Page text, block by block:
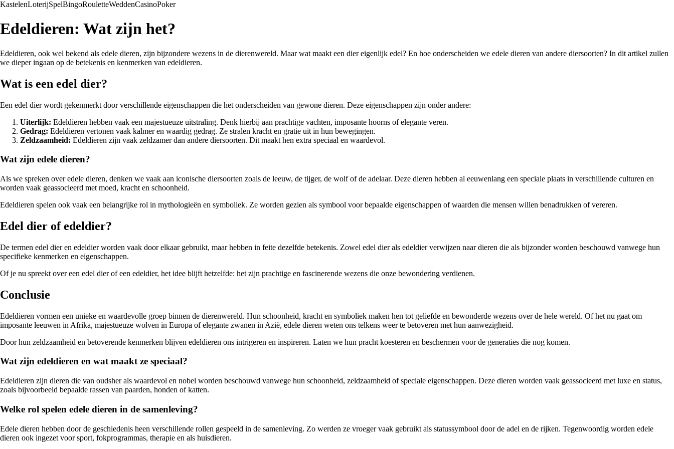
KastelenLoterijSpelBingoRouletteWeddenCasinoPoker
Edeldieren: Wat zijn het?
Edeldieren, ook wel bekend als edele dieren, zijn bijzondere wezens in de dierenwereld. Maar wat maakt een dier eigenlijk edel? En hoe onderscheiden we edele dieren van andere diersoorten? In dit artikel zullen
we dieper ingaan op de betekenis en kenmerken van edeldieren.
Wat is een edel dier?
Een edel dier wordt gekenmerkt door verschillende eigenschappen die het onderscheiden van gewone dieren. Deze eigenschappen zijn onder andere:
Uiterlijk: Edeldieren hebben vaak een majestueuze uitstraling. Denk hierbij aan prachtige vachten, imposante hoorns of elegante veren.
Gedrag: Edeldieren vertonen vaak kalmer en waardig gedrag. Ze stralen kracht en gratie uit in hun bewegingen.
Zeldzaamheid: Edeldieren zijn vaak zeldzamer dan andere diersoorten. Dit maakt hen extra speciaal en waardevol.
Wat zijn edele dieren?
Als we spreken over edele dieren, denken we vaak aan iconische diersoorten zoals de leeuw, de tijger, de wolf of de adelaar. Deze dieren hebben al eeuwenlang een speciale plaats in verschillende culturen en
worden vaak geassocieerd met moed, kracht en schoonheid.
Edeldieren spelen ook vaak een belangrijke rol in mythologieën en symboliek. Ze worden gezien als symbool voor bepaalde eigenschappen of waarden die mensen willen benadrukken of vereren.
Edel dier of edeldier?
De termen edel dier en edeldier worden vaak door elkaar gebruikt, maar hebben in feite dezelfde betekenis. Zowel edel dier als edeldier verwijzen naar dieren die als bijzonder worden beschouwd vanwege hun
specifieke kenmerken en eigenschappen.
Of je nu spreekt over een edel dier of een edeldier, het idee blijft hetzelfde: het zijn prachtige en fascinerende wezens die onze bewondering verdienen.
Conclusie
Edeldieren vormen een unieke en waardevolle groep binnen de dierenwereld. Hun schoonheid, kracht en symboliek maken hen tot geliefde en bewonderde wezens over de hele wereld. Of het nu gaat om
imposante leeuwen in Afrika, majestueuze wolven in Europa of elegante zwanen in Azië, edele dieren weten ons telkens weer te betoveren met hun aanwezigheid.
Door hun zeldzaamheid en betoverende kenmerken blijven edeldieren ons intrigeren en inspireren. Laten we hun pracht koesteren en beschermen voor de generaties die nog komen.
Wat zijn edeldieren en wat maakt ze speciaal?
Edeldieren zijn dieren die van oudsher als waardevol en nobel worden beschouwd vanwege hun schoonheid, zeldzaamheid of speciale eigenschappen. Deze dieren worden vaak geassocieerd met luxe en status,
zoals bijvoorbeeld bepaalde rassen van paarden, honden of katten.
Welke rol spelen edele dieren in de samenleving?
Edele dieren hebben door de geschiedenis heen verschillende rollen gespeeld in de samenleving. Zo werden ze vroeger vaak gebruikt als statussymbool door de adel en de rijken. Tegenwoordig worden edele
dieren ook ingezet voor sport, fokprogrammas, therapie en als huisdieren.